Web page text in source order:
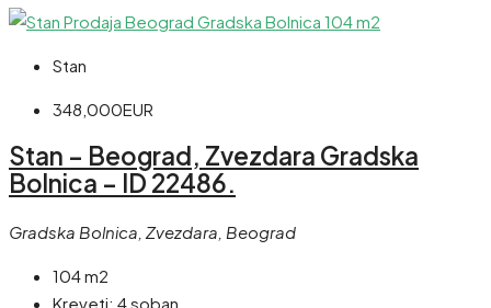
Stan
348,000EUR
Stan – Beograd, Zvezdara Gradska
Bolnica – ID 22486.
Gradska Bolnica, Zvezdara, Beograd
104 m2
Kreveti: 4 soban